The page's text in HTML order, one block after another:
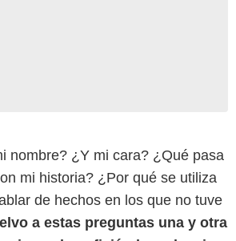
nombre? ¿Y mi cara? ¿Qué pasa
mi historia? ¿Por qué se utiliza
de hechos en los que no tuve
a estas preguntas una y otra